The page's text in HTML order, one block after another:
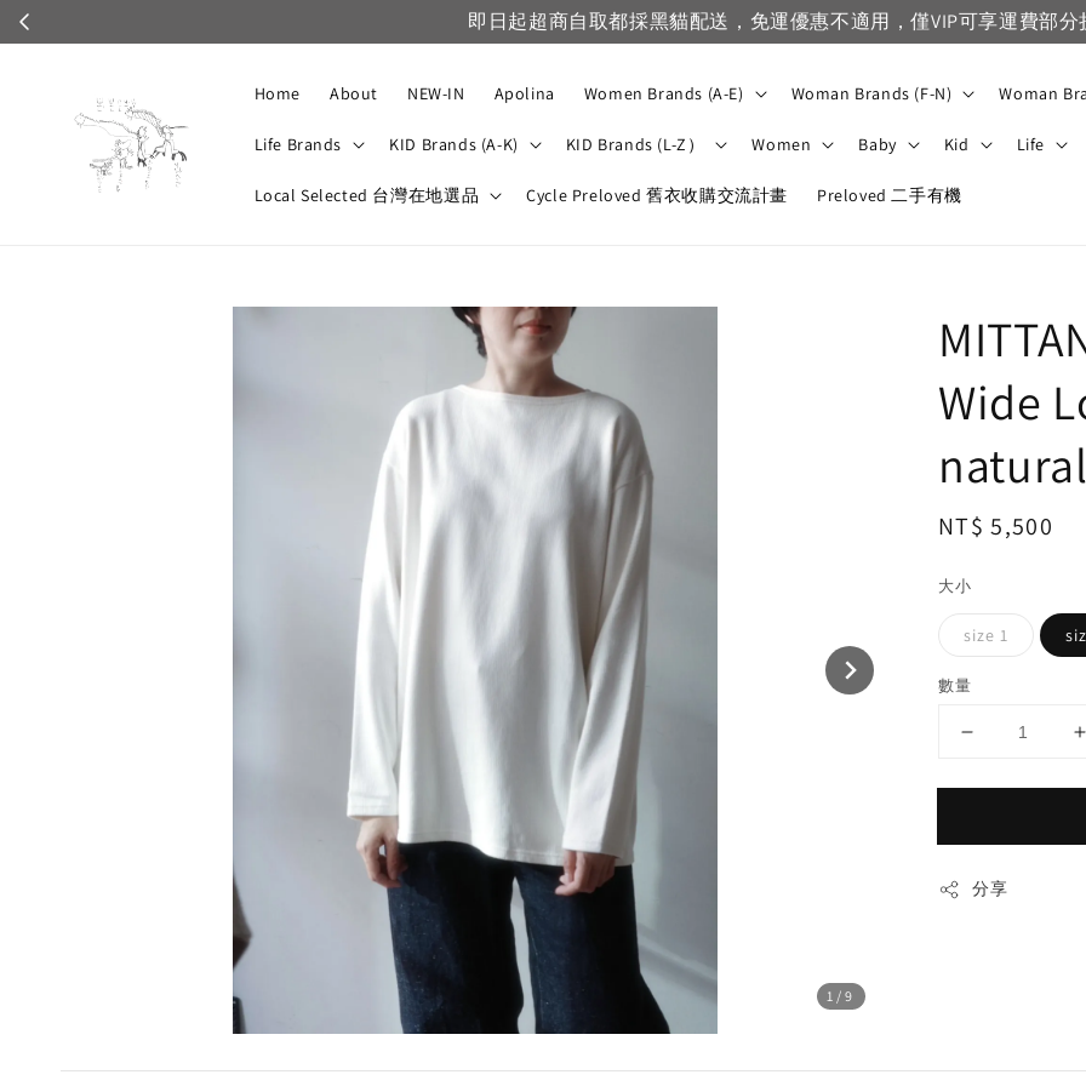
費部分折扣
Home About NEW-IN Apolina Women Brands (A-E) Woman Brands (F-N) Woman
Life Brands KID Brands (A-K) KID Brands (L-Z） Women Baby Kid Life
Local Selected 台灣在地選品 Cycle Preloved 舊衣收購交流計畫 Preloved 二手有機
1 /9
Wide
Regular
NT$ 5,500
大小
size 1
數量
分享